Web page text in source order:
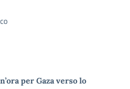
per Gazaverso lo